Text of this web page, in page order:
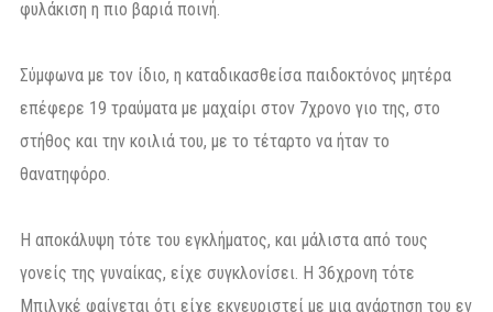
φυλάκιση η πιο βαριά ποινή.
Σύμφωνα με τον ίδιο, η καταδικασθείσα παιδοκτόνος μητέρα
επέφερε 19 τραύματα με μαχαίρι στον 7χρονο γιο της, στο
στήθος και την κοιλιά του, με το τέταρτο να ήταν το
θανατηφόρο.
Η αποκάλυψη τότε του εγκλήματος, και μάλιστα από τους
γονείς της γυναίκας, είχε συγκλονίσει. Η 36χρονη τότε
Μπιλγκέ φαίνεται ότι είχε εκνευριστεί με μια ανάρτηση του εν